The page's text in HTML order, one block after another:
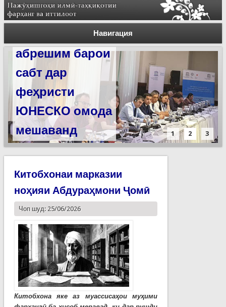
Навигация
Силсилаи
ёдгориҳои роҳи
абрешим барои
сабт дар
феҳристи
ЮНЕСКО омода
мешаванд
1 2 3
Китобхонаи марказии
ноҳияи Абдураҳмони Ҷомӣ
Чоп шуд: 25/06/2026
Китобхона яке аз муассисаҳои муҳими